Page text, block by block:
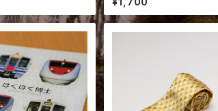
ッズ 鉄道資料